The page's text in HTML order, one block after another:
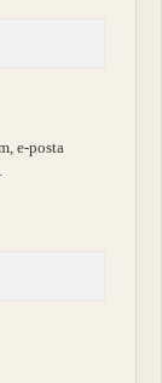
e-posta